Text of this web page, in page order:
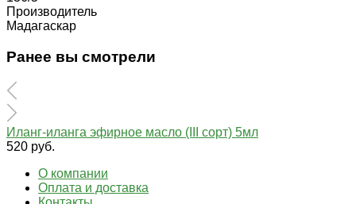
Производитель
Мадагаскар
Ранее вы смотрели
Иланг-иланга эфирное масло (III сорт) 5мл
520 руб.
О компании
Оплата и доставка